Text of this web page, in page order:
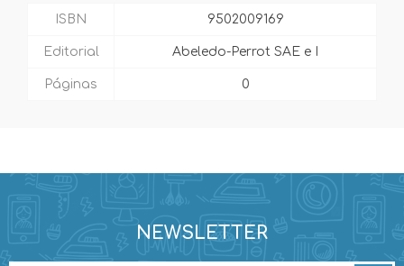
ISBN 9502009169
Editorial Abeledo-Perrot SAE e I
Páginas 0
NEWSLETTER